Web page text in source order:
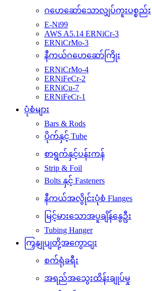
ဂဟေဆော်သောလျှပ်ကူးပစ္စည်း
E-Ni99
AWS A5.14 ERNiCr-3
ERNiCrMo-3
နီကယ်ဂဟေဆော်ကြိုး
ERNiCrMo-4
ERNiFeCr-2
ERNiCu-7
ERNiFeCr-1
ပုံစံများ
Bars & Rods
ပိုက်နှင့် Tube
စာရွက်နှင့်ပန်းကန်
Strip & Foil
Bolts နှင့် Fasteners
နီကယ်အလွိုင်းပုံစံ Flanges
မြင့်မားသောအပူချိန်နွေဦး
Tubing Hanger
ကြှနျုပျတို့အကွောငျး
စက်ရုံခရီး
အရည်အသွေးထိန်းချုပ်မှု